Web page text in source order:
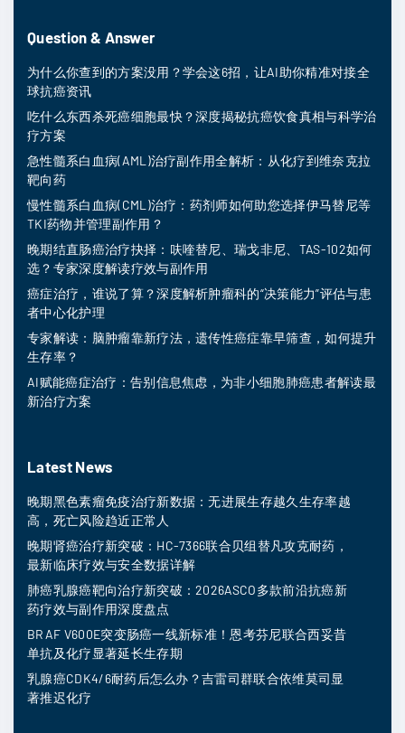
Question & Answer
为什么你查到的方案没用？学会这6招，让AI助你精准对接全
球抗癌资讯
吃什么东西杀死癌细胞最快？深度揭秘抗癌饮食真相与科学治
疗方案
急性髓系白血病(AML)治疗副作用全解析：从化疗到维奈克拉
靶向药
慢性髓系白血病(CML)治疗：药剂师如何助您选择伊马替尼等
TKI药物并管理副作用？
晚期结直肠癌治疗抉择：呋喹替尼、瑞戈非尼、TAS-102如何
选？专家深度解读疗效与副作用
癌症治疗，谁说了算？深度解析肿瘤科的“决策能力”评估与患
者中心化护理
专家解读：脑肿瘤靠新疗法，遗传性癌症靠早筛查，如何提升
生存率？
AI赋能癌症治疗：告别信息焦虑，为非小细胞肺癌患者解读最
新治疗方案
Latest News
晚期黑色素瘤免疫治疗新数据：无进展生存越久生存率越
高，死亡风险趋近正常人
晚期肾癌治疗新突破：HC-7366联合贝组替凡攻克耐药，
最新临床疗效与安全数据详解
肺癌乳腺癌靶向治疗新突破：2026ASCO多款前沿抗癌新
药疗效与副作用深度盘点
BRAF V600E突变肠癌一线新标准！恩考芬尼联合西妥昔
单抗及化疗显著延长生存期
乳腺癌CDK4/6耐药后怎么办？吉雷司群联合依维莫司显
著推迟化疗